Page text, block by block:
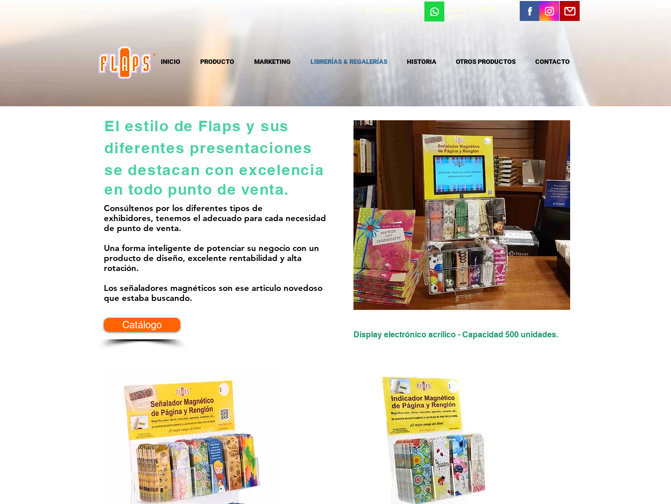
+ 54 11 4200 1785
+54 9 11 3506
INICIO PRODUCTO MARKETING LIBRERÍAS & REGALERÍAS HISTORIA OTROS PRODUCTOS CONTACTO
El estilo de Flaps y sus
diferentes presentaciones
se destacan con excelencia
en todo punto de venta.
Consúltenos por los diferentes tipos de
exhibidores, tenemos el adecuado para cada necesidad
de punto de venta.
Una forma inteligente de potenciar su negocio con un
producto de diseño, excelente rentabilidad y alta
rotación.
Los señaladores magnéticos son ese articulo novedoso
que estaba buscando.
Catálogo
Display electrónico acrílico - Capacidad 500 unidades.